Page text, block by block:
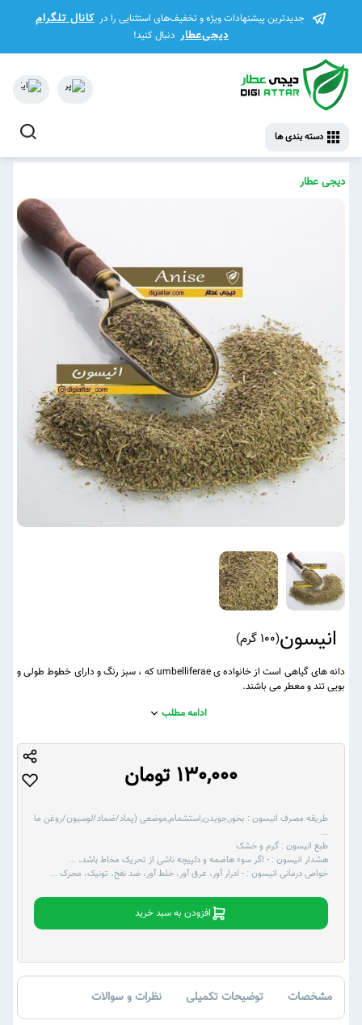
جدیدترین پیشنهادات ویژه و تخفیف‌های استثنایی را در کانال تلگرام
دیجی‌عطار دنبال کنید!
دسته بندی ها
دیجی عطار
انیسون(100 گرم )
دانه های گیاهی است از خانواده ی umbelliferae که ، سبز رنگ و دارای خطوط طولی و
بویی تند و معطر می باشند.
ادامه مطلب
130,000 تومان
طریقه مصرف انیسون : بخور,جویدن,استشمام,موضعی (پماد/ضماد/لوسیون/روغن ما
...
طبع انیسون : گرم و خشک
هشدار انیسون : - اگر سوء هاضمه و دلپیچه ناشی از تحریک مخاط باشد، ...
خواص درمانی انیسون : - ادرار آور، عرق آور، خلط آور، ضد نفخ، تونیک، محرک...
افزودن به سبد خرید
مشخصات توضیحات تکمیلی نظرات و سوالات